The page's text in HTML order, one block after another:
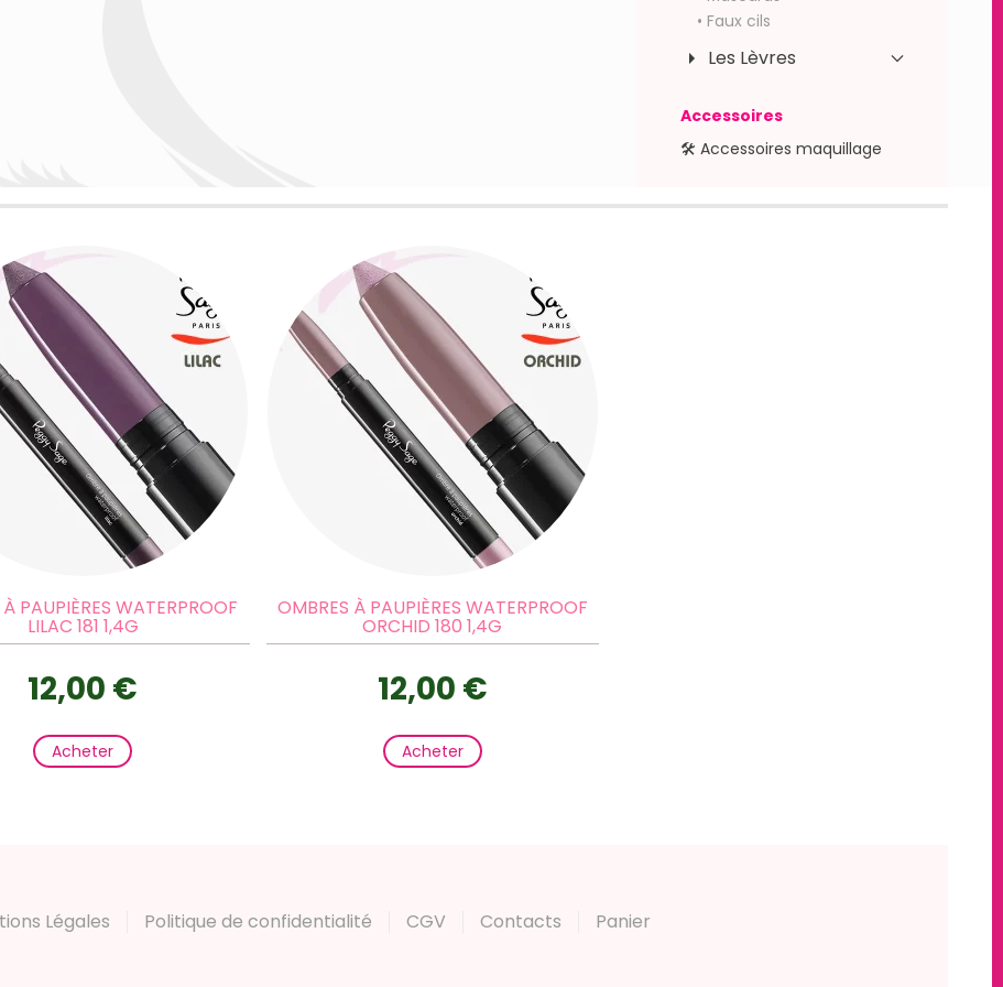
• Faux cils
Les Lèvres
Accessoires
🛠 Accessoires maquillage
PAUPIÈRES WATERPROOF
LILAC 181 1,4G
12,00 €
Acheter
OMBRES À PAUPIÈRES WATERPROOF
ORCHID 180 1,4G
12,00 €
Acheter
Légales Politique de confidentialité CGV Contacts Panier